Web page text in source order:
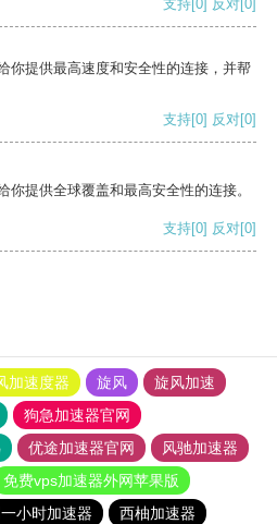
支持[0] 反对[0]
你提供最高速度和安全性的连接，并帮
支持[0] 反对[0]
提供全球覆盖和最高安全性的连接。
支持[0] 反对[0]
加速度器 旋风
旋风加速
狗急加速器官网
优途加速器官网
风驰加速器
免费vps加速器外网苹果版
小时加速器
西柚加速器